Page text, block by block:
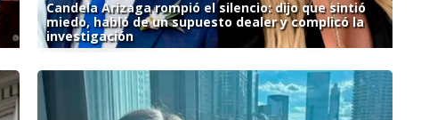
Candela Arizaga rompió el silencio: dijo que sintió
miedo, habló de un supuesto dealer y complicó la
investigación